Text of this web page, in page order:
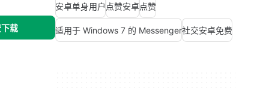
载
安卓单身用户 点赞安卓点赞
适用于 Windows 7 的 Messenger社交安卓免费